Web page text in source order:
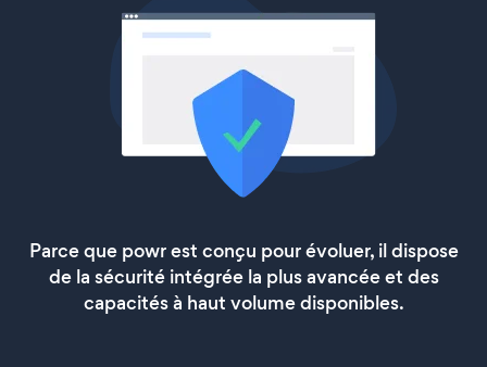
Parce que powr est conçu pour évoluer, il dispose
de la sécurité intégrée la plus avancée et des
capacités à haut volume disponibles.